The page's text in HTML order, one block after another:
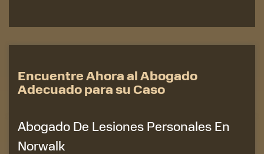
Encuentre Ahora al Abogado
Adecuado para su Caso
Abogado De Lesiones Personales En
Norwalk